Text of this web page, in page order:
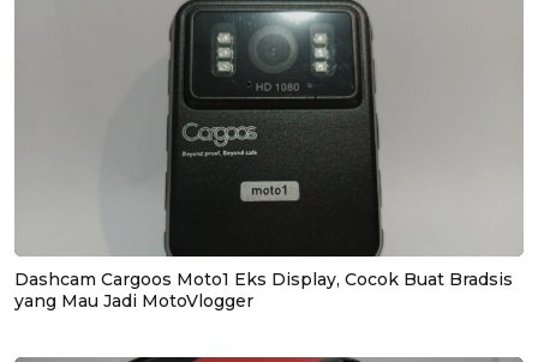
Dashcam Cargoos Moto1 Eks Display, Cocok Buat Bradsis
yang Mau Jadi MotoVlogger